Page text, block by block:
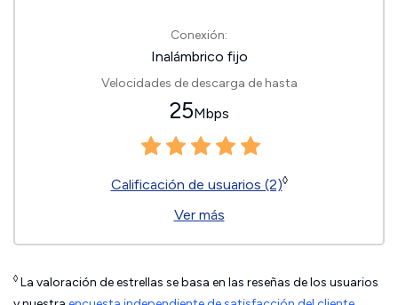
Conexión:
Inalámbrico fijo
Velocidades de descarga de hasta
25Mbps
Calificación de usuarios (2)◊
Ver más
◊ La valoración de estrellas se basa en las reseñas de los usuarios